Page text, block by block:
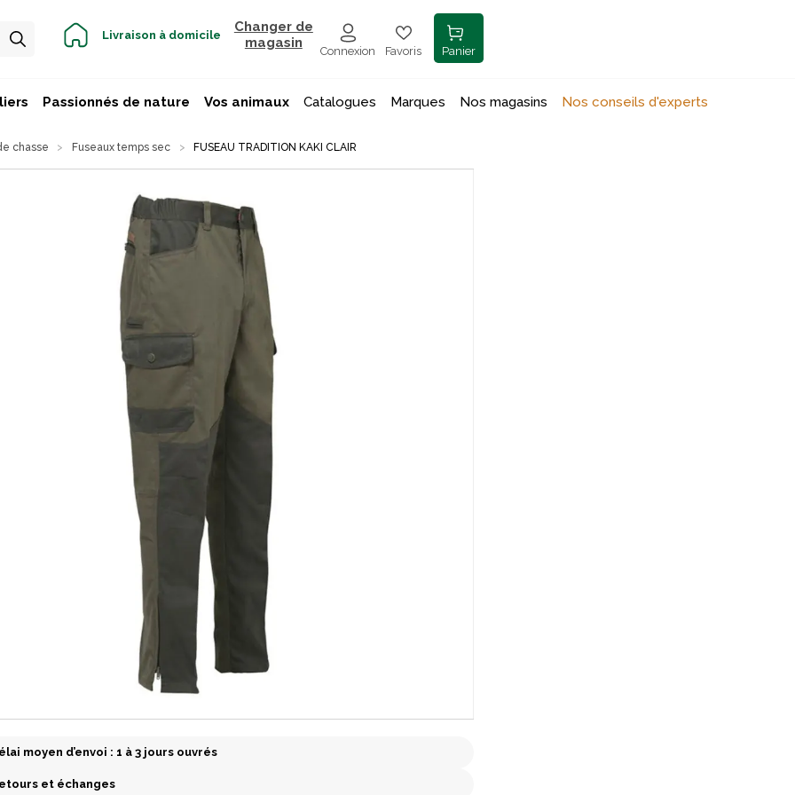
Livraison à domicile
Changer de
magasin
Connexion Favoris Panier
Passionnés de nature Vos animaux Catalogues Marques Nos magasins Nos conseils d'experts
chasse Fuseaux temps sec FUSEAU TRADITION KAKI CLAIR
moyen d’envoi : 1 à 3 jours ouvrés
et échanges